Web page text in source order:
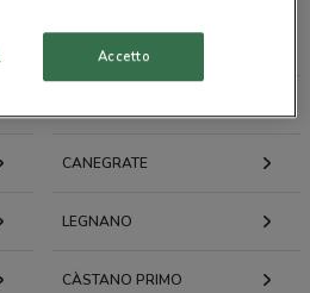
MAGENTA
CANEGRATE
LEGNANO
CÀSTANO PRIMO
Accetto